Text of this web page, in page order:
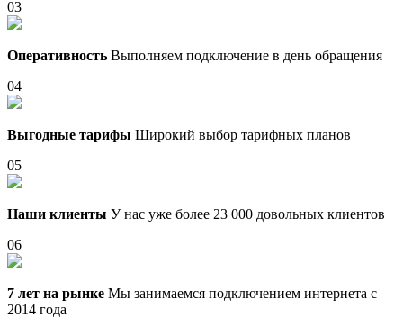
03
Оперативность Выполняем подключение в день обращения
04
Выгодные тарифы Широкий выбор тарифных планов
05
Наши клиенты У нас уже более 23 000 довольных клиентов
06
7 лет на рынке Мы занимаемся подключением интернета с
2014 года